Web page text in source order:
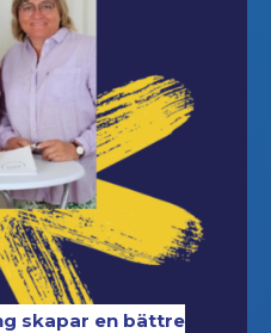
skapar en bättre